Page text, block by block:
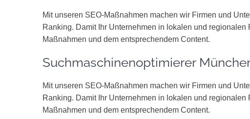
Mit unseren SEO-Maßnahmen machen wir Firmen und
Ranking. Damit Ihr Unternehmen in lokalen und
Maßnahmen und dem entsprechendem Content.
Suchmaschinenoptimierer
Mit unseren SEO-Maßnahmen machen wir Firmen und
Ranking. Damit Ihr Unternehmen in lokalen und
Maßnahmen und dem entsprechendem Content.